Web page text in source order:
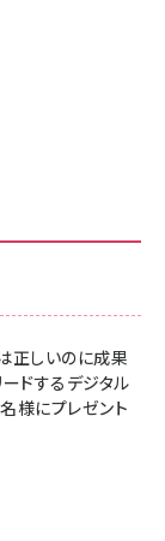
正しいのに成果
ドするデジタル
様にプレゼント